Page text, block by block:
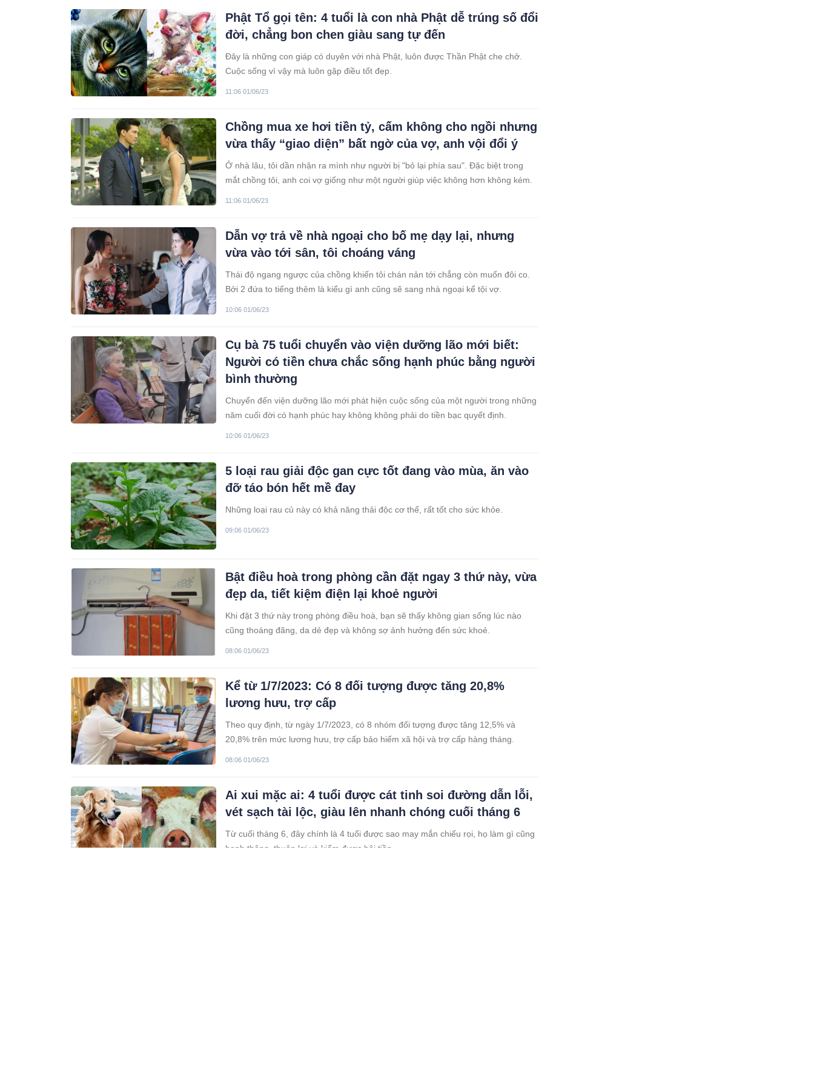
Phật Tổ gọi tên: 4 tuổi là con nhà Phật dễ trúng số đổi
đời, chẳng bon chen giàu sang tự đến
Đây là những con giáp có duyên với nhà Phật, luôn được Thần Phật che chở.
Cuộc sống vì vậy mà luôn gặp điều tốt đẹp.
11:06 01/06/23
Chồng mua xe hơi tiền tỷ, cấm không cho ngồi nhưng
vừa thấy “giao diện” bất ngờ của vợ, anh vội đổi ý
Ở nhà lâu, tôi dần nhận ra mình như người bị "bỏ lại phía sau". Đặc biệt trong
mắt chồng tôi, anh coi vợ giống như một người giúp việc không hơn không kém.
11:06 01/06/23
Dẫn vợ trả về nhà ngoại cho bố mẹ dạy lại, nhưng
vừa vào tới sân, tôi choáng váng
Thái độ ngang ngược của chồng khiến tôi chán nản tới chẳng còn muốn đôi co.
Bởi 2 đứa to tiếng thêm là kiểu gì anh cũng sẽ sang nhà ngoại kể tội vợ.
10:06 01/06/23
Cụ bà 75 tuổi chuyển vào viện dưỡng lão mới biết:
Người có tiền chưa chắc sống hạnh phúc bằng người
bình thường
Chuyển đến viện dưỡng lão mới phát hiện cuộc sống của một người trong những
năm cuối đời có hạnh phúc hay không không phải do tiền bạc quyết định.
10:06 01/06/23
5 loại rau giải độc gan cực tốt đang vào mùa, ăn vào
đỡ táo bón hết mề đay
Những loại rau củ này có khả năng thải độc cơ thể, rất tốt cho sức khỏe.
09:06 01/06/23
Bật điều hoà trong phòng cần đặt ngay 3 thứ này, vừa
đẹp da, tiết kiệm điện lại khoẻ người
Khi đặt 3 thứ này trong phòng điều hoà, bạn sẽ thấy không gian sống lúc nào
cũng thoáng đãng, da dẻ đẹp và không sợ ảnh hưởng đến sức khoẻ.
08:06 01/06/23
Kể từ 1/7/2023: Có 8 đối tượng được tăng 20,8%
lương hưu, trợ cấp
Theo quy định, từ ngày 1/7/2023, có 8 nhóm đối tượng được tăng 12,5% và
20,8% trên mức lương hưu, trợ cấp bảo hiểm xã hội và trợ cấp hàng tháng.
08:06 01/06/23
Ai xui mặc ai: 4 tuổi được cát tinh soi đường dẫn lỗi,
vét sạch tài lộc, giàu lên nhanh chóng cuối tháng 6
Từ cuối tháng 6, đây chính là 4 tuổi được sao may mắn chiếu rọi, họ làm gì cũng
hanh thông, thuận lợi và kiếm được bội tiền.